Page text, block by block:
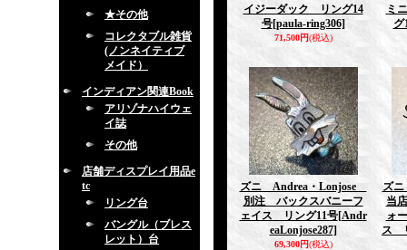
★その他
コレクタブル雑貨
(ノンネイティブ
メイド）
インディアン関連Book
アリゾナハイウェ
イ誌
その他
店舗ディスプレイ用品e
tc
リング台
バングル（ブレス
レット）台
イジーダック リング14
号[paula-ring306]
71,500円(税込)
ミ
グ
ズニ Andrea・Lonjose
別注 バックスバニーフ
ェイス リング11号[Andr
eaLonjose287]
69,300円(税込)
ズ
当
ォ
ス